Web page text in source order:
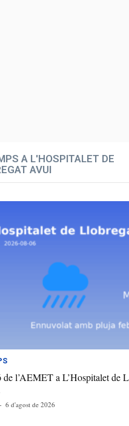
A L'HOSPITALET DE
AVUI
de l’AEMET a L’Hospitalet de
- 6 d'agost de 2026